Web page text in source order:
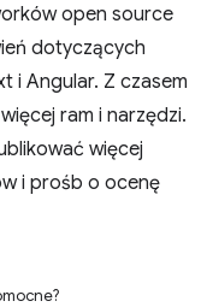
open source
dotyczących
i Angular. Z czasem
ram i narzędzi.
więcej
i prośb o ocenę